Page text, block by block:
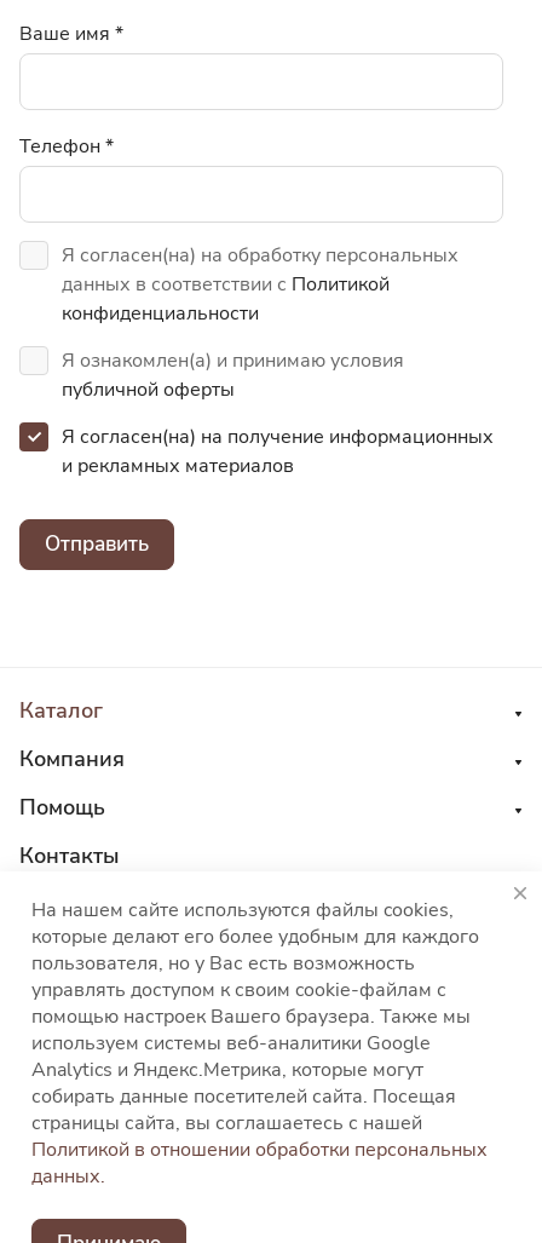
Ваше имя *
Телефон*
Я согласен(на) на обработку персональных
данных в соответствии с Политикой
конфиденциальности
Я ознакомлен(а) и принимаю условия
публичной оферты
Я согласен(на) на получение информационных
и рекламных материалов
Отправить
Каталог
Компания
Помощь
Контакты
8 800 555 45 04
sales@choco-corp.com
Политика конфиденциальности
Политика
использования файлов cookies
Согласие на
обработку персональных данных
Согласие на
получение рекламных и информационных
сообщений
Пользовательское соглашение
На нашем сайте используются файлы cookies,
которые делают его более удобным для каждого
пользователя, но у Вас есть возможность
управлять доступом к своим cookie-файлам с
помощью настроек Вашего браузера. Также мы
используем системы веб-аналитики Google
Analytics и Яндекс.Метрика, которые могут
собирать данные посетителей сайта. Посещая
страницы сайта, вы соглашаетесь с нашей
Политикой в отношении обработки персональных
данных.